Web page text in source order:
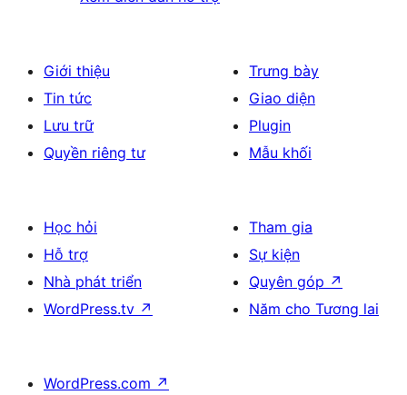
Giới thiệu
Tin tức
Lưu trữ
Quyền riêng tư
Trưng bày
Giao diện
Plugin
Mẫu khối
Học hỏi
Hỗ trợ
Nhà phát triển
WordPress.tv ↗
Tham gia
Sự kiện
Quyên góp ↗
Năm cho Tương lai
WordPress.com ↗